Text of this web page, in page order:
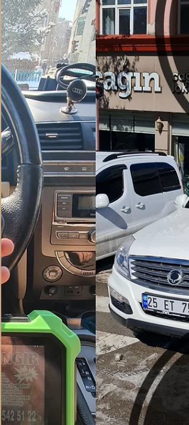
Çilingir Erzurum Çilingir Cilingir Erzurum
Cilingir Oto Anahtar Erzurum Oto Anahtar
Ssangyong Anahtar Ssangyong Korando
Anahtar